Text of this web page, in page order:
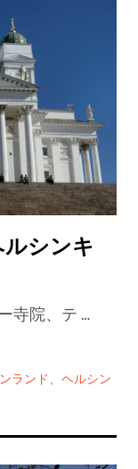
シンキ
寺院、テ …
ランド、ヘルシン